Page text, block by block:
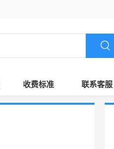
收费标准 联系客服